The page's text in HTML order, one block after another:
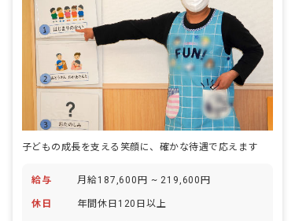
子どもの成長を支える笑顔に、確かな待遇で応えます
給与 月給187,600円 ~ 219,600円
休日 年間休日120日以上